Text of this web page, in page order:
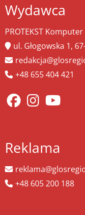
Wydawca
PROTEKST
ul. Głogowska 1,
+48 655 404 421
Reklama
+48 605 200 188